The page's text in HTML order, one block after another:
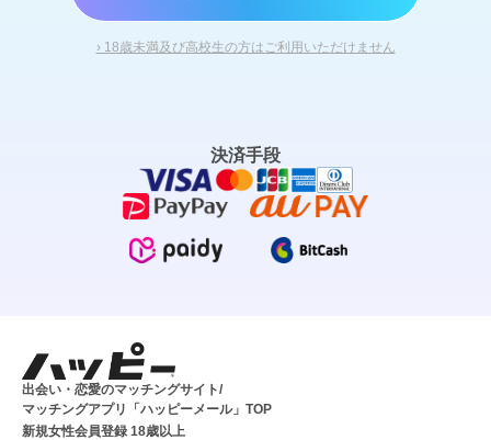
› 18歳未満及び高校生の方はご利用いただけません
決済手段
出会い・恋愛のマッチングサイト/
マッチングアプリ「ハッピーメール」TOP
新規女性会員登録 18歳以上